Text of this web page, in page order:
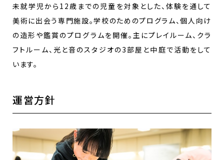
未就学児から12歳までの児童を対象とした、体験を通して
美術に出会う専門施設。学校のためのプログラム、個人向け
の造形や鑑賞のプログラムを開催。主にプレイルーム、クラ
フトルーム、光と音のスタジオの3部屋と中庭で活動をして
います。
運営方針